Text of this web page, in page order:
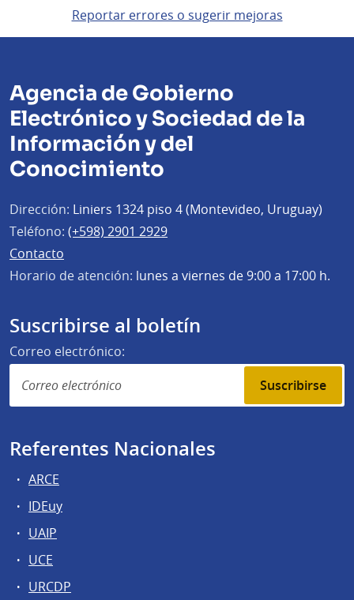
Reportar errores o sugerir mejoras
Agencia de Gobierno
Electrónico y Sociedad de la
Información y del
Conocimiento
Dirección: Liniers 1324 piso 4 (Montevideo, Uruguay)
Teléfono: (+598) 2901 2929
Contacto
Horario de atención: lunes a viernes de 9:00 a 17:00 h.
Suscribirse al boletín
Correo electrónico:
Suscribirse
Referentes Nacionales
ARCE
IDEuy
UAIP
UCE
URCDP